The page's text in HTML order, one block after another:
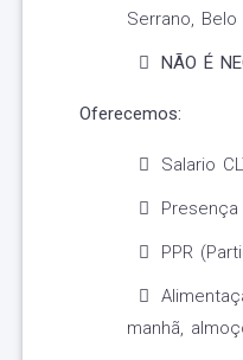
Serrano,
NÃO É
Oferecemos:
Salario
PPR
manhã,